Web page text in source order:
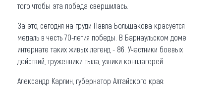
того чтобы эта победа свершилась.
За это, сегодня на груди Павла Большакова красуется
медаль в честь 70-летия победы. В Барнаульском доме
интернате таких живых легенд - 86. Участники боевых
действий, труженники тыла, узники концлагерей.
Александр Карлин, губернатор Алтайского края: